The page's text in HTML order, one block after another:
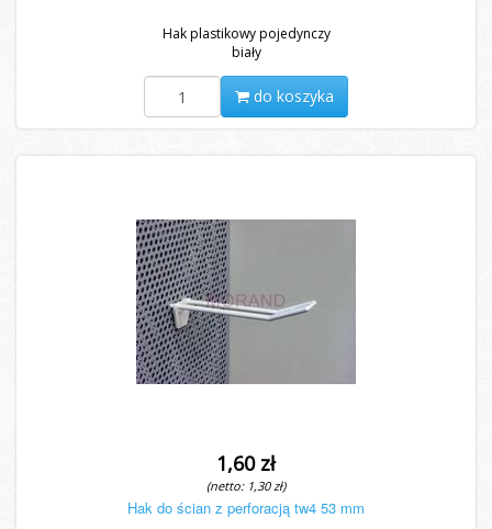
Hak plastikowy pojedynczy
biały
do koszyka
1,60 zł
(netto: 1,30 zł)
Hak do ścian z perforacją tw4 53 mm